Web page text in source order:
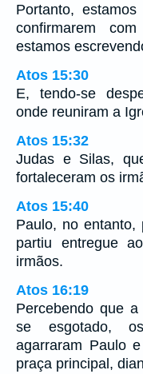
Portanto,
confirmarem
estamos
Atos 15:30
E, tendo-se
onde reuniram a
Atos 15:32
Judas e Silas,
fortaleceram os
Atos 15:40
Paulo, no entanto,
partiu entregue
irmãos.
Atos 16:19
Percebendo que
se esgotado,
agarraram Paulo
praça principal,